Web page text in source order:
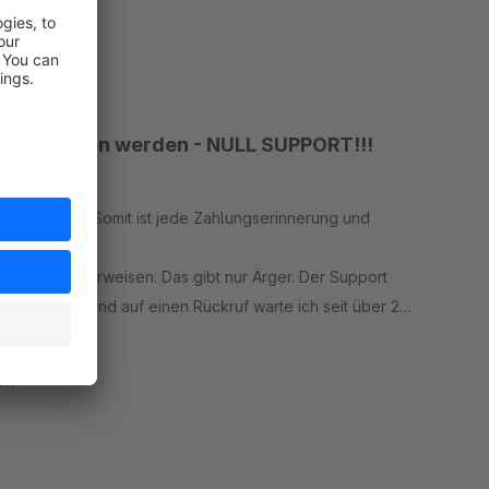
werden - NULL SUPPORT!!!
Somit ist jede Zahlungserinnerung und
zu überweisen. Das gibt nur Ärger. Der Support
kommt. Und auf einen Rückruf warte ich seit über 2
Software mir verständnislosen Support.